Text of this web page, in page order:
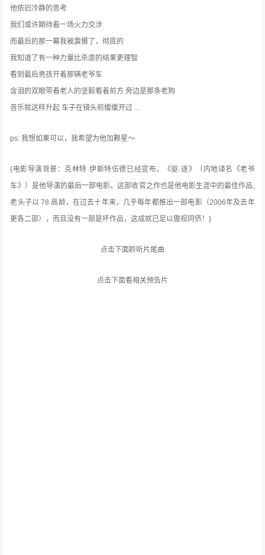
他依旧冷静的思考
我们或许期待着一场火力交涉
而最后的那一幕我被震慑了，彻底的
我知道了有一种力量比杀虐的结果更理智
看到最后男孩开着那辆老爷车
含泪的双眼带着老人的坚毅看着前方 旁边是那条老狗
音乐就这样升起 车子在镜头前缓缓开过 ...
ps: 我想如果可以，我希望为他加颗星～
{电影导演背景：克林特·伊斯特伍德已经宣布，《驱·逐》（内地译名《老爷
车》）是他导演的最后一部电影。这部收官之作也是他电影生涯中的最佳作品,
老头子以 78 高龄，在过去十年来，几乎每年都推出一部电影（2006年及去年
更各二部），而且没有一部是坏作品，这成就已足以傲视同侪！}
点击下面聆听片尾曲
点击下面看相关预告片